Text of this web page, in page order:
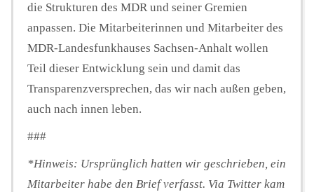
die Strukturen des MDR und seiner Gremien
anpassen. Die Mitarbeiterinnen und Mitarbeiter des
MDR-Landesfunkhauses Sachsen-Anhalt wollen
Teil dieser Entwicklung sein und damit das
Transparenzversprechen, das wir nach außen geben,
auch nach innen leben.
###
*Hinweis: Ursprünglich hatten wir geschrieben, ein
Mitarbeiter habe den Brief verfasst. Via Twitter kam